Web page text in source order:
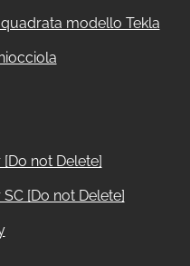
modello Tekla
not Delete]
[Do not Delete]